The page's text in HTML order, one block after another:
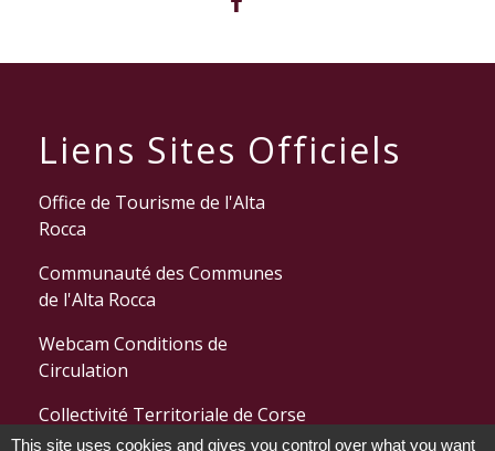
Liens Sites Officiels
Office de Tourisme de l'Alta
Rocca
Communauté des Communes
de l'Alta Rocca
Webcam Conditions de
Circulation
Collectivité Territoriale de Corse
This site uses cookies and gives you control over what you want